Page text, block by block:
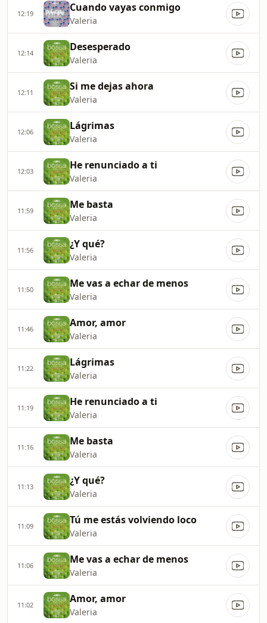
12:19 Cuando vayas conmigo
Valeria
12:14 Desesperado
Valeria
12:11 Si me dejas ahora
Valeria
12:06 Lágrimas
Valeria
12:03 He renunciado a ti
Valeria
11:59 Me basta
Valeria
11:56 ¿Y qué?
Valeria
11:50 Me vas a echar de menos
Valeria
11:46 Amor, amor
Valeria
11:22 Lágrimas
Valeria
11:19 He renunciado a ti
Valeria
11:16 Me basta
Valeria
11:13 ¿Y qué?
Valeria
11:09 Tú me estás volviendo loco
Valeria
11:06 Me vas a echar de menos
Valeria
11:02 Amor, amor
Valeria